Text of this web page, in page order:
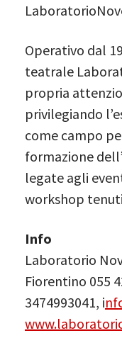
Operativo dal
teatrale
propria
privilegiando
come campo
formazione
legate agli
workshop
Info
Laboratorio
Fiorentino 055
3474993041, i